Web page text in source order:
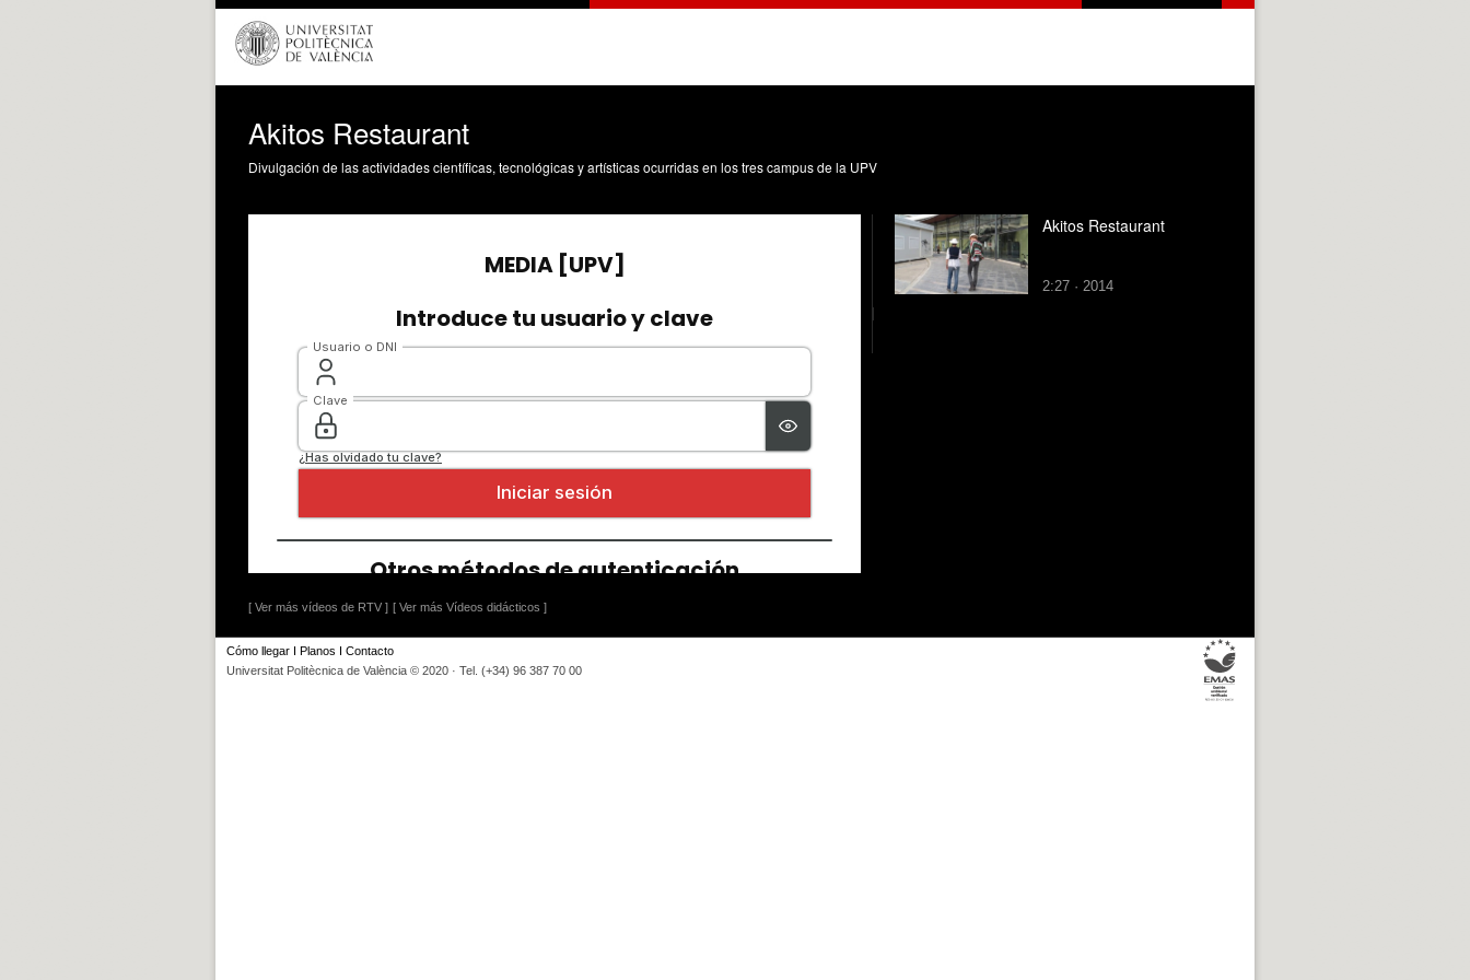
Akitos Restaurant
Divulgación de las actividades científicas, tecnológicas y artísticas ocurridas en los tres campus de la UPV
[ Ver más vídeos de RTV ] [ Ver más Vídeos didácticos ]
Akitos Restaurant
2:27 · 2014
Cómo llegar I Planos I Contacto
Universitat Politècnica de València © 2020 · Tel. (+34) 96 387 70 00